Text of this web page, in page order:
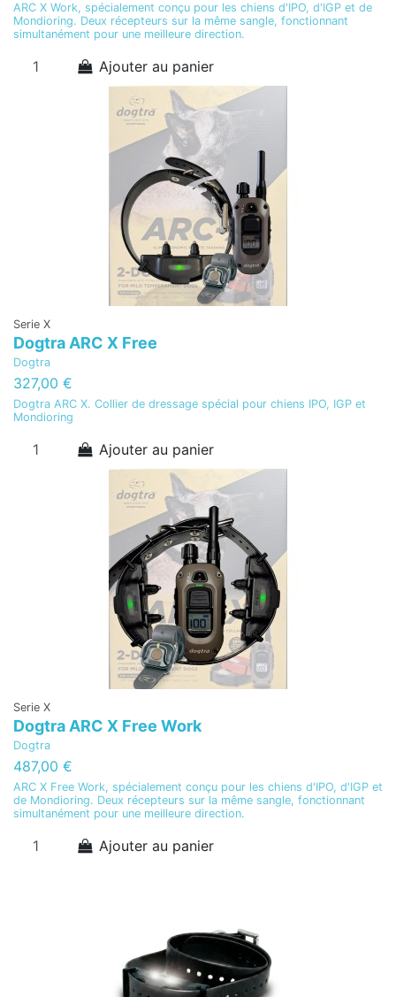
ARC X Work, spécialement conçu pour les chiens d'IPO, d'IGP et de
Mondioring. Deux récepteurs sur la même sangle, fonctionnant
simultanément pour une meilleure direction.
Ajouter au panier
Serie X
Dogtra ARC X Free
Dogtra
327,00 €
Dogtra ARC X. Collier de dressage spécial pour chiens IPO, IGP et
Mondioring
Ajouter au panier
Serie X
Dogtra ARC X Free Work
Dogtra
487,00 €
ARC X Free Work, spécialement conçu pour les chiens d'IPO, d'IGP et
de Mondioring. Deux récepteurs sur la même sangle, fonctionnant
simultanément pour une meilleure direction.
Ajouter au panier